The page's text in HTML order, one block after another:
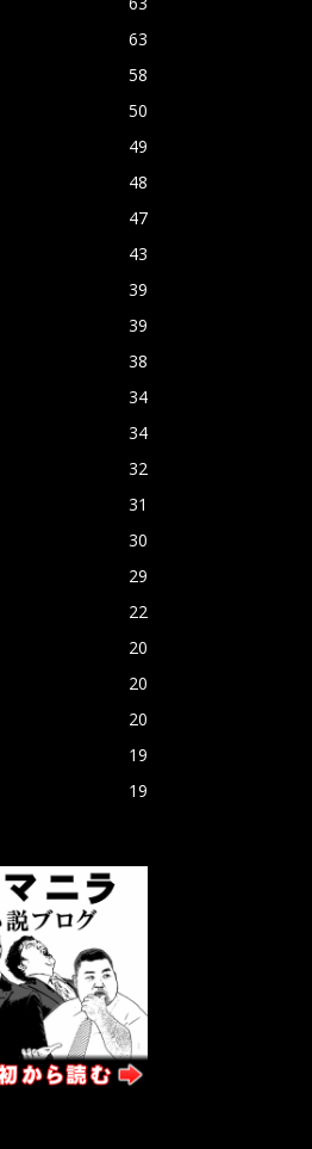
63
58
50
49
48
47
43
39
39
38
34
34
32
31
30
29
22
20
20
20
19
19